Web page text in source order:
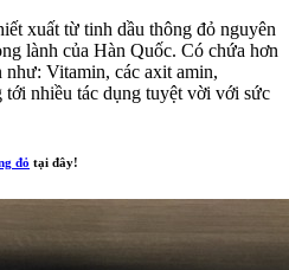
xuất từ tinh dầu thông đỏ nguyên
lành của Hàn Quốc. Có chứa hơn
Vitamin, các axit amin,
nhiều tác dụng tuyệt vời với sức
đỏ tại đây!